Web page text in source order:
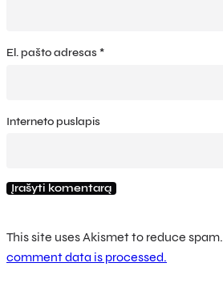
El. pašto adresas *
Interneto puslapis
This site uses Akismet to reduce spam.
comment data is processed.